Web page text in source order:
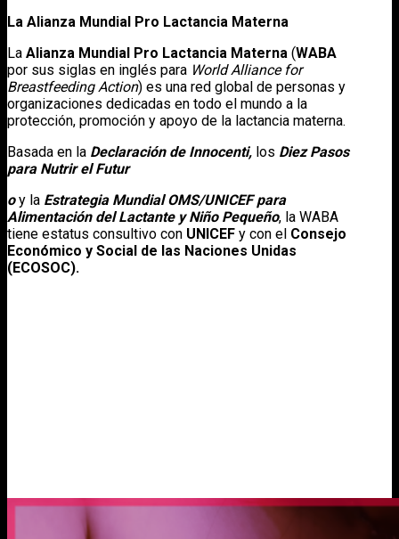
La Alianza Mundial Pro Lactancia Materna
La Alianza Mundial Pro Lactancia Materna (WABA
por sus siglas en inglés para World Alliance for
Breastfeeding Action) es una red global de personas y
organizaciones dedicadas en todo el mundo a la
protección, promoción y apoyo de la lactancia materna.
Basada en la Declaración de Innocenti, los Diez Pasos
para Nutrir el Futur
oy la Estrategia Mundial OMS/UNICEF para
Alimentación del Lactante y Niño Pequeño, la WABA
tiene estatus consultivo con UNICEF y con el Consejo
Económico y Social de las Naciones Unidas
(ECOSOC).